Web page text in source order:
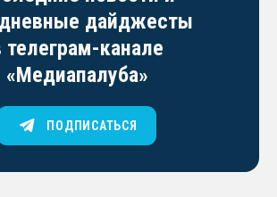
дайджесты
телеграм-канале
«Медиапалуба»
ПОДПИСАТЬСЯ